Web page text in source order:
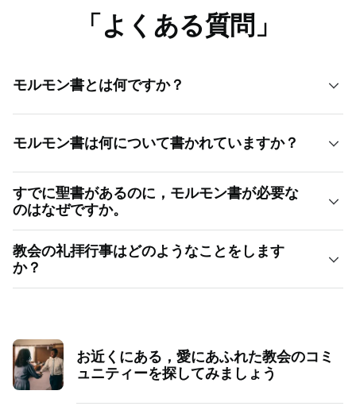
「よくある質問」
モルモン書とは何ですか？
方向性を与え，イエスとわたしたちを結びつけるためのも
メリカ大陸で，モルモンという名の預言者が自分の民の記
録をまとめました。彼らはわたしたちが直面するのと同じ
多くの困難に直面しました。そして，わたしたちと同じよ
うに，彼らはイエス・キリストに頼ったときに力を見いだ
しました。
ついてのもう一つの証として聖書と一緒に読むために書か
れた書物です。聖書とモルモン書が合わさると，わたした
ちはすべての人に対する神の偉大な愛についてさらに理解
を深め，神に近づくことができます。
モルモン書は何について書かれていますか？
聖書のように，モルモン書はイエス・キリストについて証
しています。モルモン書に記録されている最も重要な出来
事は，イエス・キリストが古代アメリカ大陸の信者たちを
訪れられたことであり，その教えと教導の業も含まれま
す。この記録は，神が御自分のすべての子供たちに同じ祝
福と機会を与えておられること，また神の愛が世界の一地
かにかかわらず，神はわたしたちを愛しておられ，わたし
たちが御自身に近づくことを望んでおられます。
以下は，モルモン書に記されている千年間にわたる壮大な
すでに聖書があるのに，モルモン書が必要な
のはなぜですか。
モルモン書は聖書を証し，補足し，イエスの教えをより明
確に，より深く理解できるようにするものです。聖書で言
えば，マタイ，マルコ，ルカ，ヨハネがイエスについての
二つ合わせると，モルモン書と聖書には，何千年もの価値
ある霊感，導き，教えが収められています。両方の書物を
研究することにより，神がどのような御方で，神があなた
教会の礼拝行事はどのようなことをします
か？
供，青少年，成人を対象としたクラスがあります。
すべての人が参加するこの礼拝行事は，「聖餐会」と呼ば
れます。この集会では，歌や祈り，そしてその集会所に集
お近くにある，愛にあふれた教会のコミ
ュニティーを探してみましょう